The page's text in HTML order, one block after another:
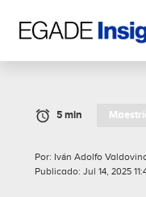
5 min
Por: Iván Adolfo
Publicado: Jul 14, 2025